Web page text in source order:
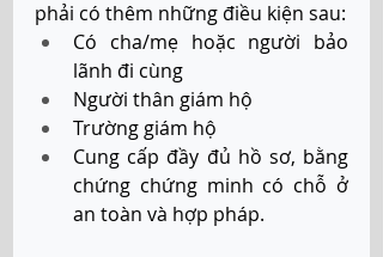
Có cha/mẹ hoặc người bảo
lãnh đi cùng
Người thân giám hộ
Trường giám hộ
Cung cấp đầy đủ hồ sơ, bằng
chứng chứng minh có chỗ ở
an toàn và hợp pháp.